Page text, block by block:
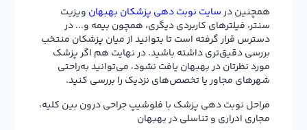
همچنین درسایت نوبت دهی پزشکان بهبهان ویزیت
سنتر، فیلترهای کاربردی دیگری، همچون بیمه و... در
دسترس قرار گرفته است تا بتوانید از میان پزشکان منتخب
بررسی دقیق‌تری داشته باشید. در نهایت هم اگر پزشک
مورد نظرتان در بهبهان یافت نشود، می‌توانید به‌راحتی
شهرهای مجاور یا تخصص‌های نزدیک را بررسی کنید.
مراحل نوبت دهی پزشک با فلوشیپ جراحی درون بین کلیه،
مجاری ادراری و تناسلی در بهبهان